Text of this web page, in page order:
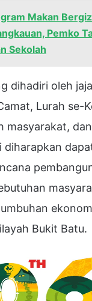
Makan
Pemko
Sekolah
dihadiri oleh
Lurah se-
masyarakat,
diharapkan
Bukit Batu.